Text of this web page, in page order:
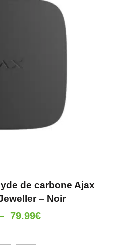
de carbone Ajax
– Noir
79.99€